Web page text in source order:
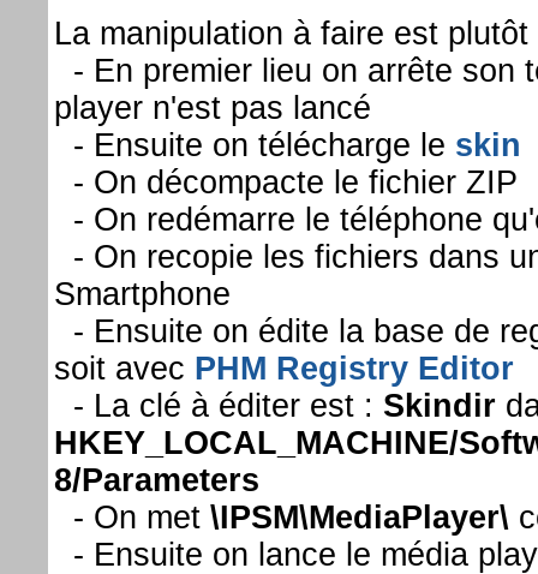
La manipulation à faire est
- En premier lieu on arrête son
player n'est pas lancé
- Ensuite on télécharge le skin
- On décompacte le fichier ZIP
- On redémarre le téléphone
- On recopie les fichiers dans
Smartphone
- Ensuite on édite la base de
soit avec PHM Registry Editor
- La clé à éditer est : Skindir
HKEY_LOCAL_MACHINE/
8/Parameters
- On met \IPSM\MediaPlayer\
- Ensuite on lance le média